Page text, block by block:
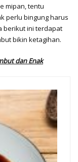
mipan, tentu
perlu bingung harus
berikut ini terdapat
bikin ketagihan.
dan Enak